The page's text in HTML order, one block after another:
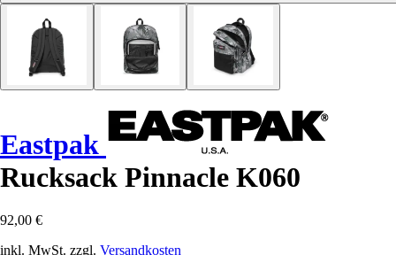
Eastpak
Rucksack Pinnacle K060
92,00 €
inkl. MwSt. zzgl. Versandkosten